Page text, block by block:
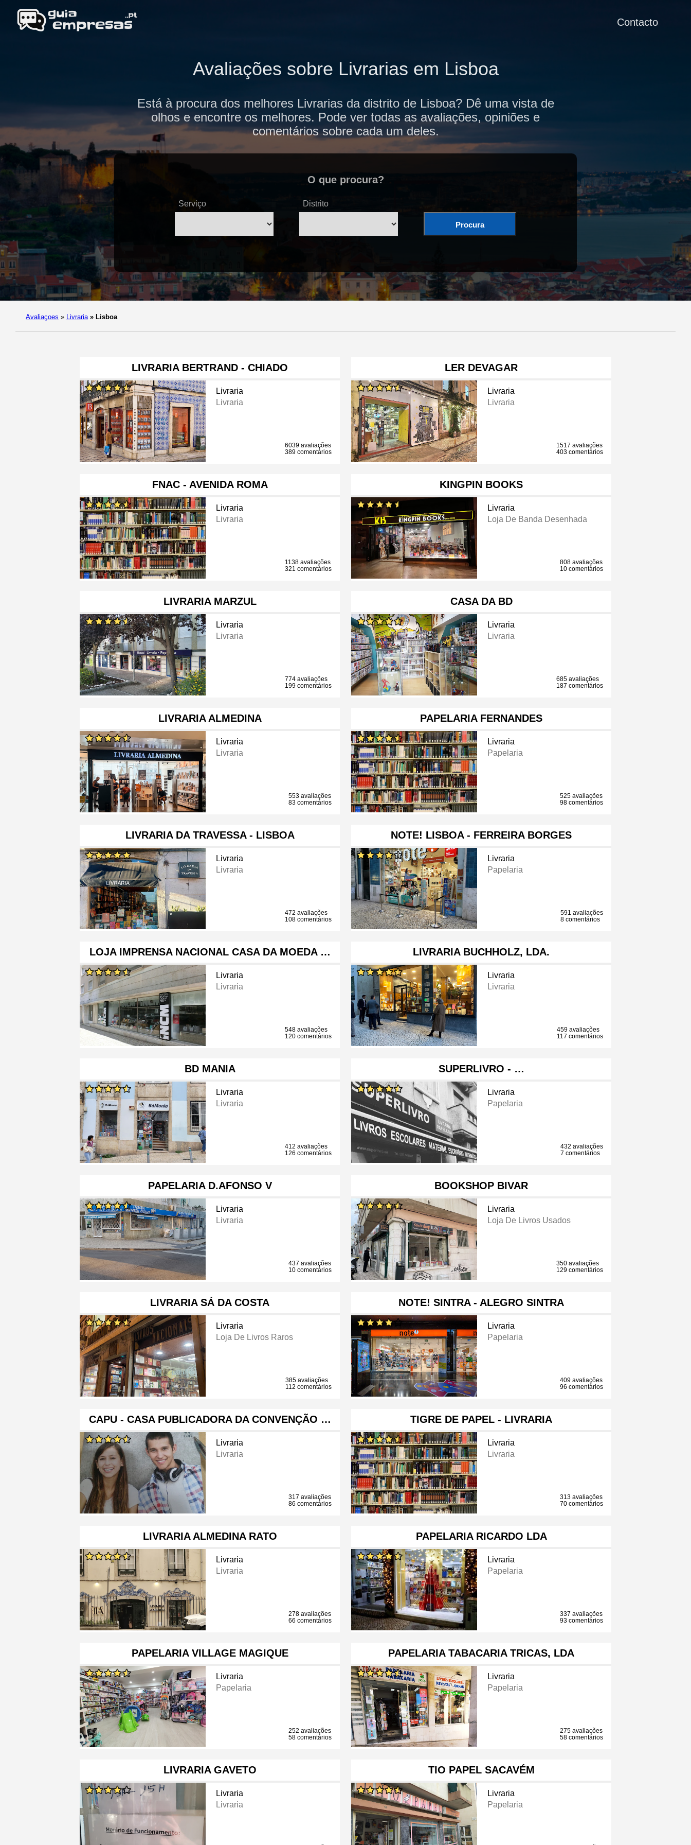
Contacto
Avaliações sobre Livrarias em Lisboa
Está à procura dos melhores Livrarias da distrito de Lisboa? Dê uma vista de
olhos e encontre os melhores. Pode ver todas as avaliações, opiniões e
comentários sobre cada um deles.
O que procura?
Serviço Distrito
Procura
Avaliaçoes » Livraria » Lisboa
LIVRARIA BERTRAND - CHIADO
Livraria
Livraria
6039 avaliações
389 comentários
LER DEVAGAR
Livraria
Livraria
1517 avaliações
403 comentários
FNAC - AVENIDA ROMA
Livraria
Livraria
1138 avaliações
321 comentários
KINGPIN BOOKS
Livraria
Loja De Banda Desenhada
808 avaliações
10 comentários
LIVRARIA MARZUL
Livraria
Livraria
774 avaliações
199 comentários
CASA DA BD
Livraria
Livraria
685 avaliações
187 comentários
LIVRARIA ALMEDINA
Livraria
Livraria
553 avaliações
83 comentários
PAPELARIA FERNANDES
Livraria
Papelaria
525 avaliações
98 comentários
LIVRARIA DA TRAVESSA - LISBOA
Livraria
Livraria
472 avaliações
108 comentários
NOTE! LISBOA - FERREIRA BORGES
Livraria
Papelaria
591 avaliações
8 comentários
LOJA IMPRENSA NACIONAL CASA DA MOEDA …
Livraria
Livraria
548 avaliações
120 comentários
LIVRARIA BUCHHOLZ, LDA.
Livraria
Livraria
459 avaliações
117 comentários
BD MANIA
Livraria
Livraria
412 avaliações
126 comentários
SUPERLIVRO - …
Livraria
Papelaria
432 avaliações
7 comentários
PAPELARIA D.AFONSO V
Livraria
Livraria
437 avaliações
10 comentários
BOOKSHOP BIVAR
Livraria
Loja De Livros Usados
350 avaliações
129 comentários
LIVRARIA SÁ DA COSTA
Livraria
Loja De Livros Raros
385 avaliações
112 comentários
NOTE! SINTRA - ALEGRO SINTRA
Livraria
Papelaria
409 avaliações
96 comentários
CAPU - CASA PUBLICADORA DA CONVENÇÃO …
Livraria
Livraria
317 avaliações
86 comentários
TIGRE DE PAPEL - LIVRARIA
Livraria
Livraria
313 avaliações
70 comentários
LIVRARIA ALMEDINA RATO
Livraria
Livraria
278 avaliações
66 comentários
PAPELARIA RICARDO LDA
Livraria
Papelaria
337 avaliações
93 comentários
PAPELARIA VILLAGE MAGIQUE
Livraria
Papelaria
252 avaliações
58 comentários
PAPELARIA TABACARIA TRICAS, LDA
Livraria
Papelaria
275 avaliações
58 comentários
LIVRARIA GAVETO
Livraria
Livraria
TIO PAPEL SACAVÉM
Livraria
Papelaria